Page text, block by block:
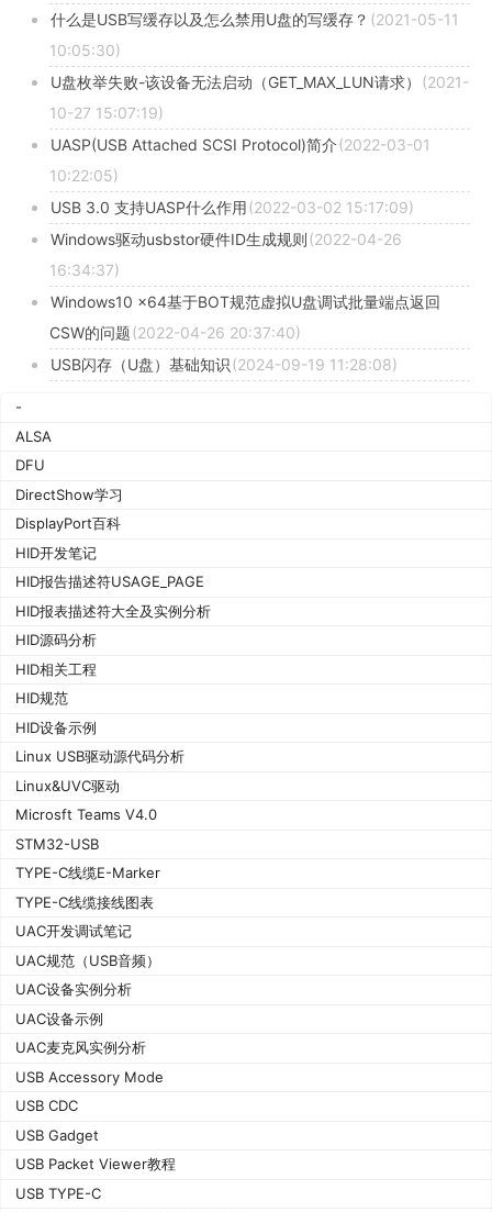
什么是USB写缓存以及怎么禁用U盘的写缓存？ (2021-05-11
10:05:30)
U盘枚举失败-该设备无法启动（GET_MAX_LUN请求）
(2021-
10-27 15:07:19)
UASP(USB Attached SCSI Protocol)简介(2022-03-01
10:22:05)
USB 3.0 支持UASP什么作用(2022-03-02 15:17:09)
Windows驱动usbstor硬件ID生成规则(2022-04-26
16:34:37)
Windows10 x64基于BOT规范虚拟U盘调试批量端点返回
CSW的问题(2022-04-26 20:37:40)
USB闪存（U盘）基础知识(2024-09-19 11:28:08)
-
ALSA
DFU
DirectShow学习
DisplayPort百科
HID开发笔记
HID报告描述符USAGE_PAGE
HID报表描述符大全及实例分析
HID源码分析
HID相关工程
HID规范
HID设备示例
Linux USB驱动源代码分析
Linux&UVC驱动
Microsft Teams V4.0
STM32-USB
TYPE-C线缆E-Marker
TYPE-C线缆接线图表
UAC开发调试笔记
UAC规范（USB音频）
UAC设备实例分析
UAC设备示例
UAC麦克风实例分析
USB Accessory Mode
USB CDC
USB Gadget
USB Packet Viewer教程
USB TYPE-C